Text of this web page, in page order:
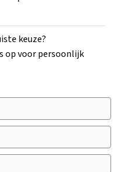
keuze?
op voor persoonlijk